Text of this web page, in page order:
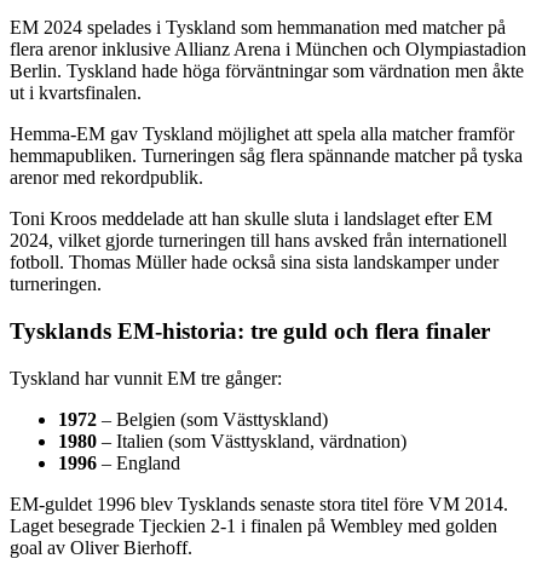
EM 2024 spelades i Tyskland som hemmanation med matcher på
flera arenor inklusive Allianz Arena i München och Olympiastadion
Berlin. Tyskland hade höga förväntningar som värdnation men åkte
ut i kvartsfinalen.
Hemma-EM gav Tyskland möjlighet att spela alla matcher framför
hemmapubliken. Turneringen såg flera spännande matcher på tyska
arenor med rekordpublik.
Toni Kroos meddelade att han skulle sluta i landslaget efter EM
2024, vilket gjorde turneringen till hans avsked från internationell
fotboll. Thomas Müller hade också sina sista landskamper under
turneringen.
Tysklands EM-historia: tre guld och flera finaler
Tyskland har vunnit EM tre gånger:
1972 – Belgien (som Västtyskland)
1980 – Italien (som Västtyskland, värdnation)
1996 – England
EM-guldet 1996 blev Tysklands senaste stora titel före VM 2014.
Laget besegrade Tjeckien 2-1 i finalen på Wembley med golden
goal av Oliver Bierhoff.